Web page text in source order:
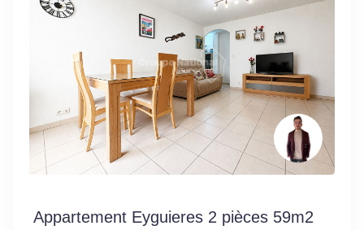
Appartement Eyguieres 2 pièces 59m2